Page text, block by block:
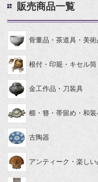
販売商品一覧
骨董品・茶道具・美
根付・印籠・キセル筒
金工作品・刀装具
櫛・簪・帯留め・和装
古陶器
アンティーク・楽しい